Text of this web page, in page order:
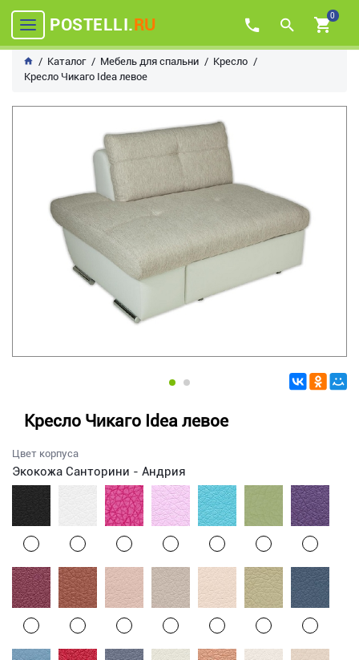
POSTELLI.RU 0
Каталог Мебель для спальни
Кресло
Кресло Чикаго Idea левое
Кресло Чикаго Idea левое
Цвет корпуса
Экокожа Санторини - Андрия